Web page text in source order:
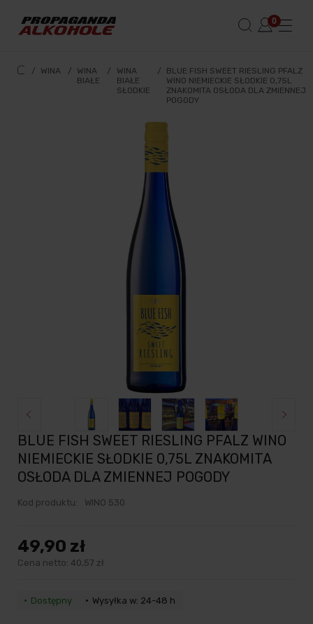
/ WINA /
WINA
BIAŁE
/
WINA
BIAŁE
SŁODKIE
/
BLUE FISH SWEET RIESLING PFALZ
WINO NIEMIECKIE SŁODKIE 0,75L
ZNAKOMITA OSŁODA DLA ZMIENNEJ
POGODY
BLUE FISH SWEET RIESLING PFALZ WINO
NIEMIECKIE SŁODKIE 0,75L ZNAKOMITA
OSŁODA DLA ZMIENNEJ POGODY
Kod produktu: WINO 530
49,90 zł
Cena netto: 40,57 zł
Dostępny Wysyłka w: 24-48 h